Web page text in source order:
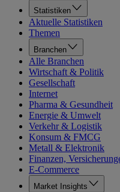
Statistiken
Aktuelle Statistiken
Themen
Branchen
Alle Branchen
Wirtschaft & Politik
Gesellschaft
Internet
Pharma & Gesundheit
Energie & Umwelt
Verkehr & Logistik
Konsum & FMCG
Metall & Elektronik
Finanzen,
E-Commerce
Market Insights